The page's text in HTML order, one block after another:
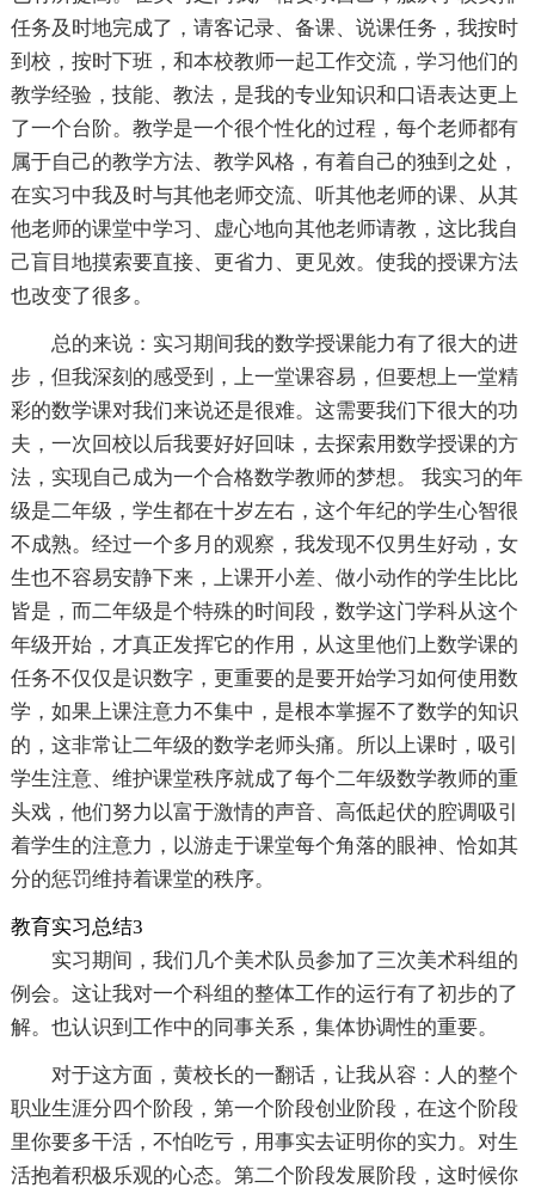
任务及时地完成了，请客记录、备课、说课任务，我按时
到校，按时下班，和本校教师一起工作交流，学习他们的
教学经验，技能、教法，是我的专业知识和口语表达更上
了一个台阶。教学是一个很个性化的过程，每个老师都有
属于自己的教学方法、教学风格，有着自己的独到之处，
在实习中我及时与其他老师交流、听其他老师的课、从其
他老师的课堂中学习、虚心地向其他老师请教，这比我自
己盲目地摸索要直接、更省力、更见效。使我的授课方法
也改变了很多。
总的来说：实习期间我的数学授课能力有了很大的进
步，但我深刻的感受到，上一堂课容易，但要想上一堂精
彩的数学课对我们来说还是很难。这需要我们下很大的功
夫，一次回校以后我要好好回味，去探索用数学授课的方
法，实现自己成为一个合格数学教师的梦想。 我实习的年
级是二年级，学生都在十岁左右，这个年纪的学生心智很
不成熟。经过一个多月的观察，我发现不仅男生好动，女
生也不容易安静下来，上课开小差、做小动作的学生比比
皆是，而二年级是个特殊的时间段，数学这门学科从这个
年级开始，才真正发挥它的作用，从这里他们上数学课的
任务不仅仅是识数字，更重要的是要开始学习如何使用数
学，如果上课注意力不集中，是根本掌握不了数学的知识
的，这非常让二年级的数学老师头痛。所以上课时，吸引
学生注意、维护课堂秩序就成了每个二年级数学教师的重
头戏，他们努力以富于激情的声音、高低起伏的腔调吸引
着学生的注意力，以游走于课堂每个角落的眼神、恰如其
分的惩罚维持着课堂的秩序。
教育实习总结3
实习期间，我们几个美术队员参加了三次美术科组的
例会。这让我对一个科组的整体工作的运行有了初步的了
解。也认识到工作中的同事关系，集体协调性的重要。
对于这方面，黄校长的一翻话，让我从容：人的整个
职业生涯分四个阶段，第一个阶段创业阶段，在这个阶段
里你要多干活，不怕吃亏，用事实去证明你的实力。对生
活抱着积极乐观的心态。第二个阶段发展阶段，这时候你